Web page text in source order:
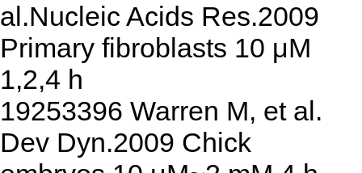
al.Nucleic Acids Res.2009
Primary fibroblasts 10 μM
1,2,4 h
19253396 Warren M, et al.
Dev Dyn.2009 Chick